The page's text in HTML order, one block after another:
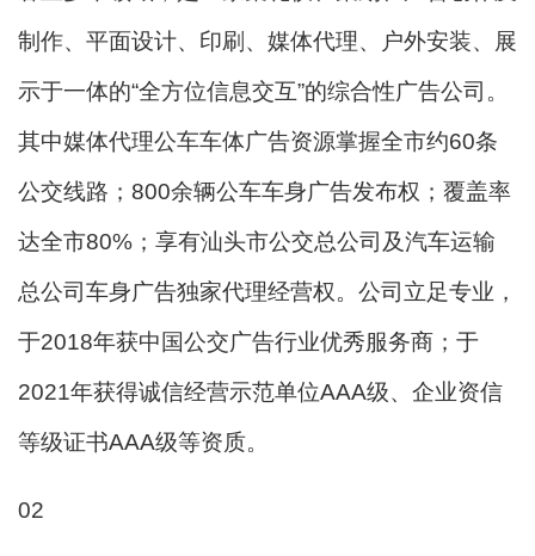
制作、平面设计、印刷、媒体代理、户外安装、展
示于一体的“全方位信息交互”的综合性广告公司。
其中媒体代理公车车体广告资源掌握全市约60条
公交线路；800余辆公车车身广告发布权；覆盖率
达全市80%；享有汕头市公交总公司及汽车运输
总公司车身广告独家代理经营权。公司立足专业，
于2018年获中国公交广告行业优秀服务商；于
2021年获得诚信经营示范单位AAA级、企业资信
等级证书AAA级等资质。
02